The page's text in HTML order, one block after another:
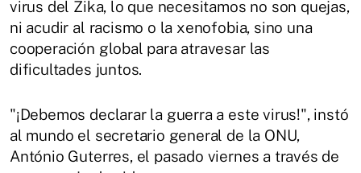
virus del Zika, lo que necesitamos no son quejas,
ni acudir al racismo o la xenofobia, sino una
cooperación global para atravesar las
dificultades juntos.
"¡Debemos declarar la guerra a este virus!", instó
al mundo el secretario general de la ONU,
António Guterres, el pasado viernes a través de